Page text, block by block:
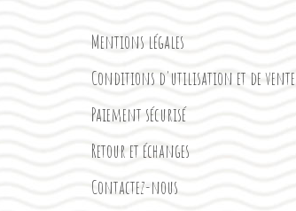
Mentions légales
Conditions d'utilisation et de vente
Paiement sécurisé
Retour et échanges
Contactez-nous